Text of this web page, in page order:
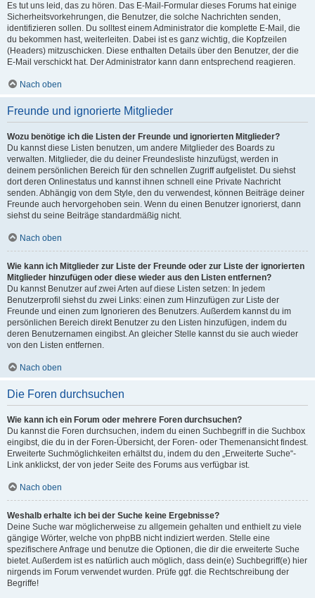
Es tut uns leid, das zu hören. Das E-Mail-Formular dieses Forums hat einige
Sicherheitsvorkehrungen, die Benutzer, die solche Nachrichten senden,
identifizieren sollen. Du solltest einem Administrator die komplette E-Mail, die
du bekommen hast, weiterleiten. Dabei ist es ganz wichtig, die Kopfzeilen
(Headers) mitzuschicken. Diese enthalten Details über den Benutzer, der die
E-Mail verschickt hat. Der Administrator kann dann entsprechend reagieren.
Nach oben
Freunde und ignorierte Mitglieder
Wozu benötige ich die Listen der Freunde und ignorierten Mitglieder?
Du kannst diese Listen benutzen, um andere Mitglieder des Boards zu
verwalten. Mitglieder, die du deiner Freundesliste hinzufügst, werden in
deinem persönlichen Bereich für den schnellen Zugriff aufgelistet. Du siehst
dort deren Onlinestatus und kannst ihnen schnell eine Private Nachricht
senden. Abhängig von dem Style, den du verwendest, können Beiträge deiner
Freunde auch hervorgehoben sein. Wenn du einen Benutzer ignorierst, dann
siehst du seine Beiträge standardmäßig nicht.
Nach oben
Wie kann ich Mitglieder zur Liste der Freunde oder zur Liste der ignorierten
Mitglieder hinzufügen oder diese wieder aus den Listen entfernen?
Du kannst Benutzer auf zwei Arten auf diese Listen setzen: In jedem
Benutzerprofil siehst du zwei Links: einen zum Hinzufügen zur Liste der
Freunde und einen zum Ignorieren des Benutzers. Außerdem kannst du im
persönlichen Bereich direkt Benutzer zu den Listen hinzufügen, indem du
deren Benutzernamen eingibst. An gleicher Stelle kannst du sie auch wieder
von den Listen entfernen.
Nach oben
Die Foren durchsuchen
Wie kann ich ein Forum oder mehrere Foren durchsuchen?
Du kannst die Foren durchsuchen, indem du einen Suchbegriff in die Suchbox
eingibst, die du in der Foren-Übersicht, der Foren- oder Themenansicht findest.
Erweiterte Suchmöglichkeiten erhältst du, indem du den „Erweiterte Suche“-
Link anklickst, der von jeder Seite des Forums aus verfügbar ist.
Nach oben
Weshalb erhalte ich bei der Suche keine Ergebnisse?
Deine Suche war möglicherweise zu allgemein gehalten und enthielt zu viele
gängige Wörter, welche von phpBB nicht indiziert werden. Stelle eine
spezifischere Anfrage und benutze die Optionen, die dir die erweiterte Suche
bietet. Außerdem ist es natürlich auch möglich, dass dein(e) Suchbegriff(e) hier
nirgends im Forum verwendet wurden. Prüfe ggf. die Rechtschreibung der
Begriffe!